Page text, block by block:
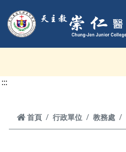
:::
首頁
首頁 行政單位 教務處